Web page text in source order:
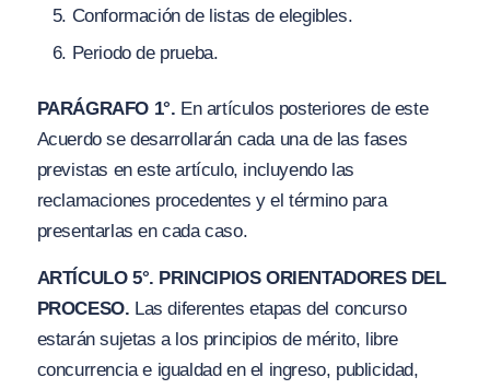
Conformación de listas de elegibles.
Periodo de prueba.
PARÁGRAFO 1°. En artículos posteriores de este
Acuerdo se desarrollarán cada una de las fases
previstas en este artículo, incluyendo las
reclamaciones procedentes y el término para
presentarlas en cada caso.
ARTÍCULO 5°. PRINCIPIOS ORIENTADORES DEL
PROCESO. Las diferentes etapas del concurso
estarán sujetas a los principios de mérito, libre
concurrencia e igualdad en el ingreso, publicidad,